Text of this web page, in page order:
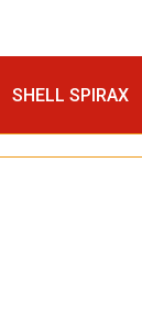
SHELL SPIRAX